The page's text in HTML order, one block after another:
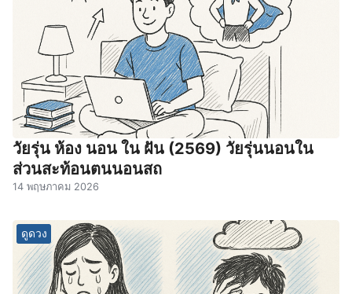
วัยรุ่น ห้อง นอน ใน ฝัน (2569) วัยรุ่นนอนใน
ส่วนสะท้อนตนนอนสถ
14 พฤษภาคม 2026
ดูดวง